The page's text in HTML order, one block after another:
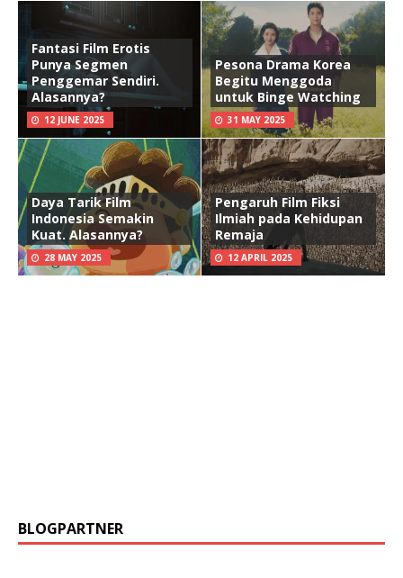
Fantasi Film Erotis
Punya Segmen
Penggemar Sendiri.
Alasannya?
12 JUNE 2025
Pesona Drama Korea
Begitu Menggoda
untuk Binge Watching
31 MAY 2025
Daya Tarik Film
Indonesia Semakin
Kuat. Alasannya?
28 MAY 2025
Pengaruh Film Fiksi
Ilmiah pada Kehidupan
Remaja
12 APRIL 2025
BLOGPARTNER